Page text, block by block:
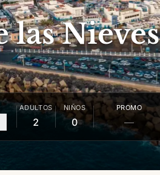
las Nieves
ADULTOS
2
NIÑOS
0
PROMO